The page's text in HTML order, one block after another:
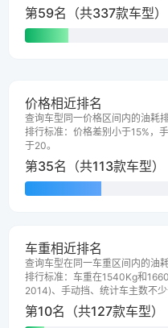
第59名（共337款车型）
价格相近排名
查询车型同一价格区间内的油耗
排行标准：价格差别小于15%，
于20。
第35名（共113款车型）
车重相近排名
查询车型在同一车重区间内的油
排行标准：车重在1540Kg和
2014)、手动挡、统计车主数不少
第10名（共127款车型）